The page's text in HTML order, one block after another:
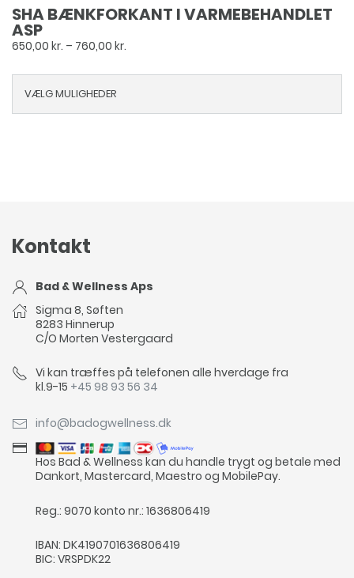
SHA BÆNKFORKANT I VARMEBEHANDLET
ASP
650,00 kr. – 760,00 kr.
til
VÆLG MULIGHEDER
Kontakt
Bad & Wellness Aps
Sigma 8, Søften
8283 Hinnerup
C/O Morten Vestergaard
Vi kan træffes på telefonen alle hverdage fra
kl.9-15 +45 98 93 56 34
info@badogwellness.dk
Hos Bad & Wellness kan du handle trygt og betale med
Dankort, Mastercard, Maestro og MobilePay.
Reg.: 9070 konto nr.: 1636806419
IBAN: DK4190701636806419
BIC: VRSPDK22